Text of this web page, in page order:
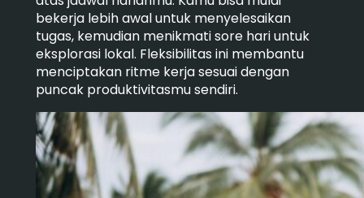
bekerja lebih awal untuk menyelesaikan
tugas, kemudian menikmati sore hari untuk
eksplorasi lokal. Fleksibilitas ini membantu
menciptakan ritme kerja sesuai dengan
puncak produktivitasmu sendiri.